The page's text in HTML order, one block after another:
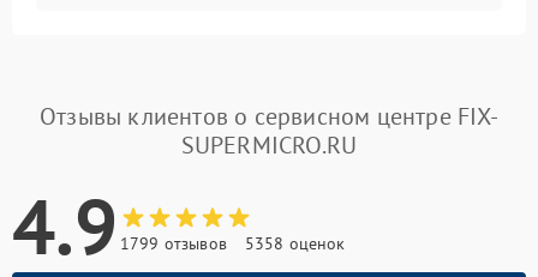
Отзывы клиентов о сервисном центре FIX-
SUPERMICRO.RU
4.9 1799 отзывов 5358 оценок